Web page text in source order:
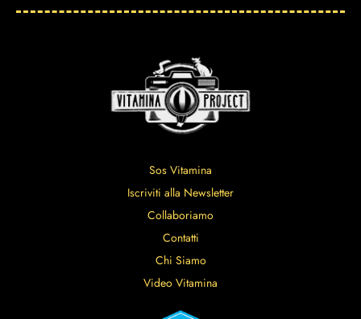
Sos Vitamina
Iscriviti alla Newsletter
Collaboriamo
Contatti
Chi Siamo
Video Vitamina